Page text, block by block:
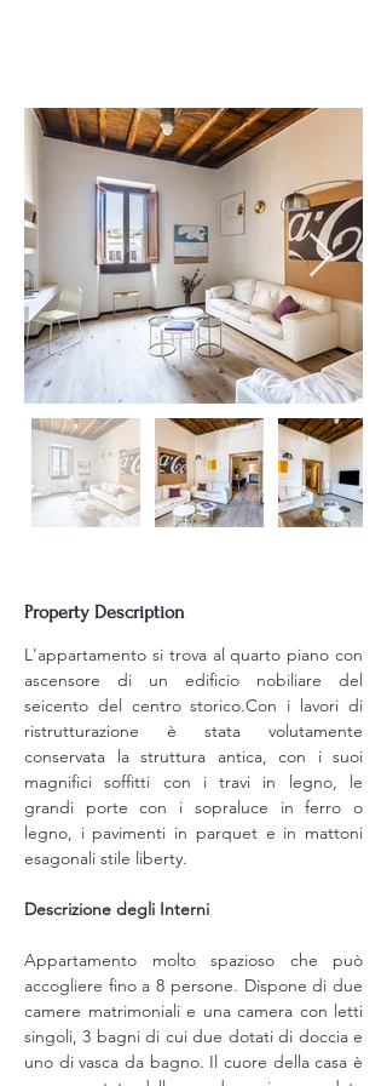
Property Description
L'appartamento si trova al quarto piano con
ascensore di un edificio nobiliare del
seicento del centro storico.Con i lavori di
ristrutturazione è stata volutamente
conservata la struttura antica, con i suoi
magnifici soffitti con i travi in legno, le
grandi porte con i sopraluce in ferro o
legno, i pavimenti in parquet e in mattoni
esagonali stile liberty.
Descrizione degli Interni
Appartamento molto spazioso che può
accogliere fino a 8 persone. Dispone di due
camere matrimoniali e una camera con letti
singoli, 3 bagni di cui due dotati di doccia e
uno di vasca da bagno. Il cuore della casa è